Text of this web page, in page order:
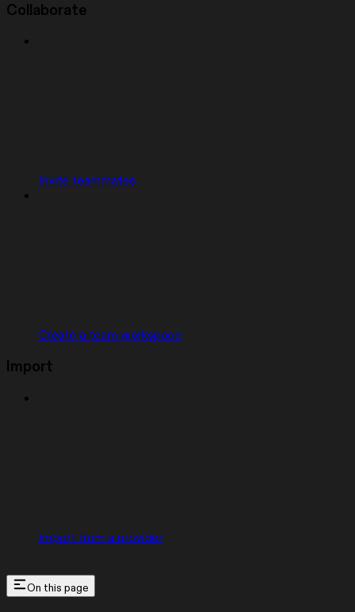
Collaborate
Invite teammates
Create a team workspace
Import
Import from a provider
On this page